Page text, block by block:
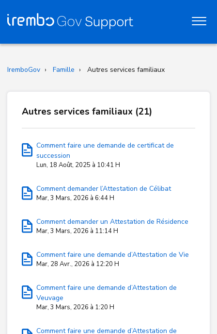
IremboGov Famille Autres services familiaux
Autres services familiaux (21)
Comment faire une demande de certificat de
succession
Lun, 18 Août, 2025 à 10:41 H
Comment demander l’Attestation de Célibat
Mar, 3 Mars, 2026 à 6:44 H
Comment demander un Attestation de Résidence
Mar, 3 Mars, 2026 à 11:14 H
Comment faire une demande d’Attestation de Vie
Mar, 28 Avr., 2026 à 12:20 H
Comment faire une demande d’Attestation de
Veuvage
Mar, 3 Mars, 2026 à 1:20 H
Comment faire une demande d’Attestation de